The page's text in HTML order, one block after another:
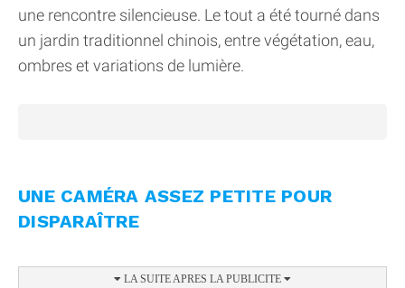
une rencontre silencieuse. Le tout a été tourné dans
un jardin traditionnel chinois, entre végétation, eau,
ombres et variations de lumière.
UNE CAMÉRA ASSEZ PETITE POUR
DISPARAÎTRE